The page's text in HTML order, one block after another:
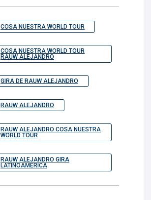
COSA NUESTRA WORLD TOUR
COSA NUESTRA WORLD TOUR
RAUW ALEJANDRO
GIRA DE RAUW ALEJANDRO
RAUW ALEJANDRO
RAUW ALEJANDRO COSA NUESTRA
WORLD TOUR
RAUW ALEJANDRO GIRA
LATINOAMERICA